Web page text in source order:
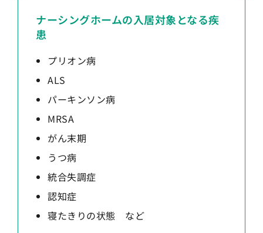
ナーシングホームの入居対象となる疾
患
プリオン病
ALS
パーキンソン病
MRSA
がん末期
うつ病
統合失調症
認知症
寝たきりの状態 など